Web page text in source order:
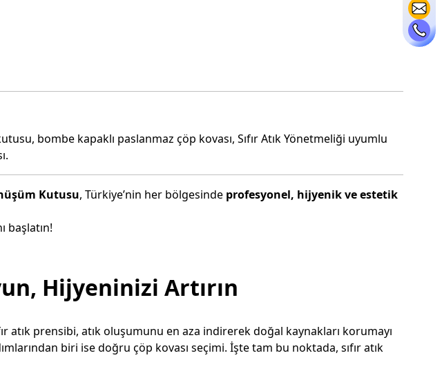
bombe kapaklı paslanmaz çöp kovası, Sıfır Atık Yönetmeliği uyumlu
Kutusu, Türkiye’nin her bölgesinde profesyonel, hijyenik ve estetik
başlatın!
Hijyeninizi Artırın
atık prensibi, atık oluşumunu en aza indirerek doğal kaynakları korumayı
biri ise doğru çöp kovası seçimi. İşte tam bu noktada, sıfır atık